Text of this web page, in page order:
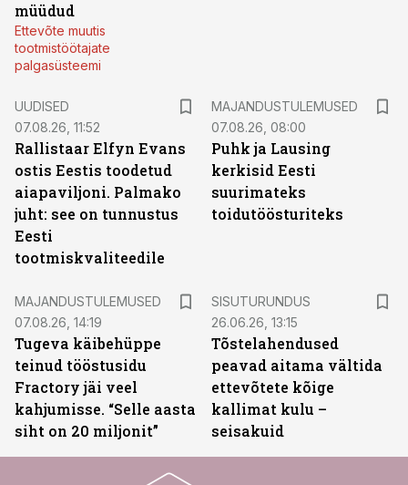
müüdud
Ettevõte muutis
tootmistöötajate
palgasüsteemi
UUDISED
07.08.26, 11:52
Rallistaar Elfyn Evans
ostis Eestis toodetud
aiapaviljoni. Palmako
juht: see on tunnustus
Eesti
tootmiskvaliteedile
MAJANDUSTULEMUSED
07.08.26, 08:00
Puhk ja Lausing
kerkisid Eesti
suurimateks
toidutöösturiteks
MAJANDUSTULEMUSED
07.08.26, 14:19
Tugeva käibehüppe
teinud tööstusidu
Fractory jäi veel
kahjumisse. “Selle aasta
siht on 20 miljonit”
SISUTURUNDUS
26.06.26, 13:15
Tõstelahendused
peavad aitama vältida
ettevõtete kõige
kallimat kulu –
seisakuid